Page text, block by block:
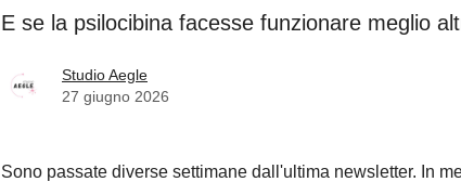
E se la psilocibina facesse funzionare meglio
Studio Aegle
27 giugno 2026
Sono passate diverse settimane dall'ultima newsletter. In